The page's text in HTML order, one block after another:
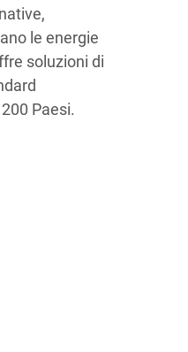
le energie
soluzioni di
Paesi.